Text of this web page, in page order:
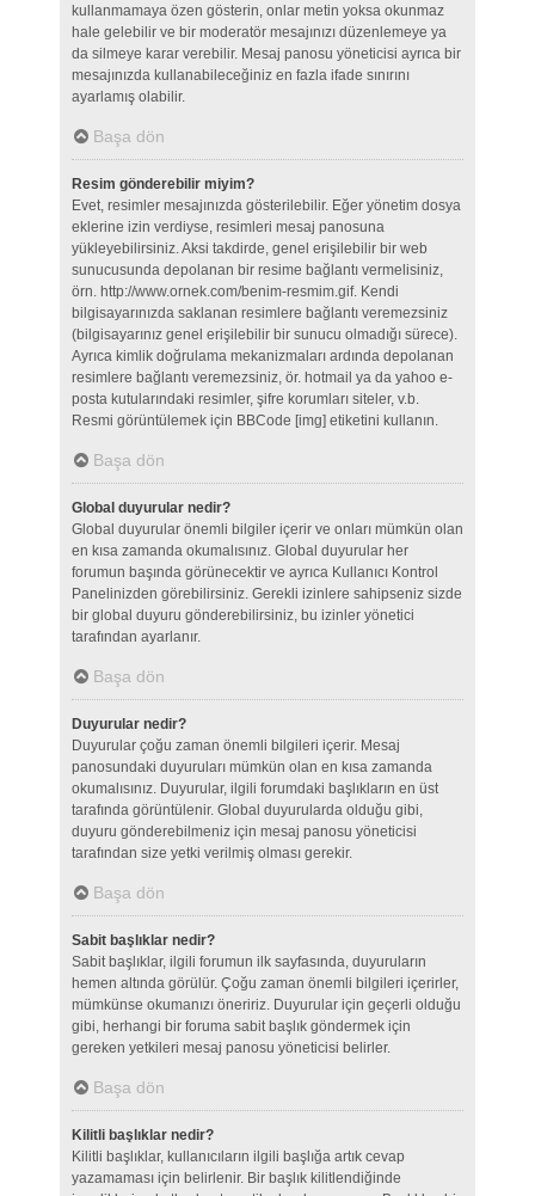
kullanmamaya özen gösterin, onlar metin yoksa okunmaz
hale gelebilir ve bir moderatör mesajınızı düzenlemeye ya
da silmeye karar verebilir. Mesaj panosu yöneticisi ayrıca bir
mesajınızda kullanabileceğiniz en fazla ifade sınırını
ayarlamış olabilir.
Başa dön
Resim gönderebilir miyim?
Evet, resimler mesajınızda gösterilebilir. Eğer yönetim dosya
eklerine izin verdiyse, resimleri mesaj panosuna
yükleyebilirsiniz. Aksi takdirde, genel erişilebilir bir web
sunucusunda depolanan bir resime bağlantı vermelisiniz,
örn. http://www.ornek.com/benim-resmim.gif. Kendi
bilgisayarınızda saklanan resimlere bağlantı veremezsiniz
(bilgisayarınız genel erişilebilir bir sunucu olmadığı sürece).
Ayrıca kimlik doğrulama mekanizmaları ardında depolanan
resimlere bağlantı veremezsiniz, ör. hotmail ya da yahoo e-
posta kutularındaki resimler, şifre korumları siteler, v.b.
Resmi görüntülemek için BBCode [img] etiketini kullanın.
Başa dön
Global duyurular nedir?
Global duyurular önemli bilgiler içerir ve onları mümkün olan
en kısa zamanda okumalısınız. Global duyurular her
forumun başında görünecektir ve ayrıca Kullanıcı Kontrol
Panelinizden görebilirsiniz. Gerekli izinlere sahipseniz sizde
bir global duyuru gönderebilirsiniz, bu izinler yönetici
tarafından ayarlanır.
Başa dön
Duyurular nedir?
Duyurular çoğu zaman önemli bilgileri içerir. Mesaj
panosundaki duyuruları mümkün olan en kısa zamanda
okumalısınız. Duyurular, ilgili forumdaki başlıkların en üst
tarafında görüntülenir. Global duyurularda olduğu gibi,
duyuru gönderebilmeniz için mesaj panosu yöneticisi
tarafından size yetki verilmiş olması gerekir.
Başa dön
Sabit başlıklar nedir?
Sabit başlıklar, ilgili forumun ilk sayfasında, duyuruların
hemen altında görülür. Çoğu zaman önemli bilgileri içerirler,
mümkünse okumanızı öneririz. Duyurular için geçerli olduğu
gibi, herhangi bir foruma sabit başlık göndermek için
gereken yetkileri mesaj panosu yöneticisi belirler.
Başa dön
Kilitli başlıklar nedir?
Kilitli başlıklar, kullanıcıların ilgili başlığa artık cevap
yazamaması için belirlenir. Bir başlık kilitlendiğinde